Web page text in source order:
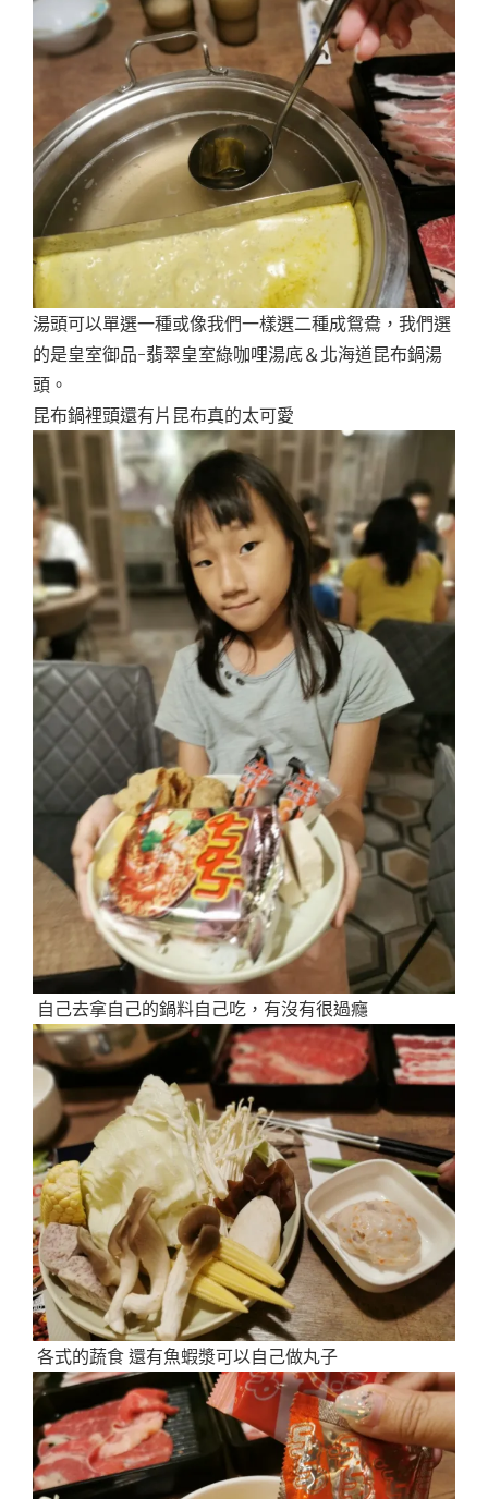
湯頭可以單選一種或像我們一樣選二種成鴛鴦，我們選
的是皇室御品-翡翠皇室綠咖哩湯底＆北海道昆布鍋湯
頭。
昆布鍋裡頭還有片昆布真的太可愛
自己去拿自己的鍋料自己吃，有沒有很過癮
各式的蔬食 還有魚蝦漿可以自己做丸子